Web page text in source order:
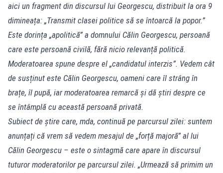
aici un fragment din discursul lui Georgescu, distribuit la ora 9
dimineața: „Transmit clasei politice să se întoarcă la popor.”
Este dorința „apolitică” a domnului Călin Georgescu, persoană
care este persoană civilă, fără nicio relevanță politică.
Moderatoarea spune despre el „candidatul interzis”. Vedem cât
de susținut este Călin Georgescu, oameni care îl strâng în
brațe, îl pupă, iar moderatoarea remarcă și dă știri despre ce
se întâmplă cu această persoană privată.
Subiect de știre care, mda, continuă pe parcursul zilei: suntem
anunțați că vrem să vedem mesajul de „forță majoră” al lui
Călin Georgescu – este o sintagmă care apare în discursul
tuturor moderatorilor pe parcursul zilei. „Urmează să primim un